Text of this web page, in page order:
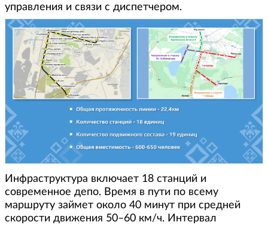
управления и связи с диспетчером.
Инфраструктура включает 18 станций и
современное депо. Время в пути по всему
маршруту займет около 40 минут при средней
скорости движения 50–60 км/ч. Интервал